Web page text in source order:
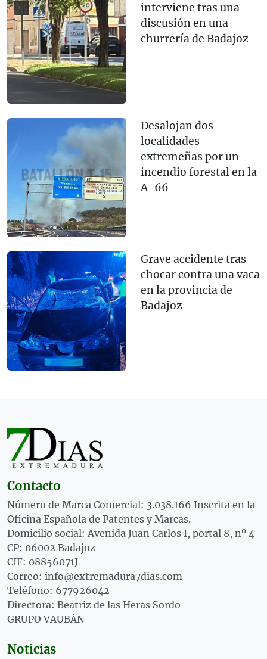
interviene tras una
discusión en una
churrería de Badajoz
Desalojan dos
localidades
extremeñas por un
incendio forestal en la
A-66
Grave accidente tras
chocar contra una vaca
en la provincia de
Badajoz
Contacto
Número de Marca Comercial: 3.038.166 Inscrita en la
Oficina Española de Patentes y Marcas.
Domicilio social: Avenida Juan Carlos I, portal 8, nº 4
CP: 06002 Badajoz
CIF: 08856071J
Correo: info@extremadura7dias.com
Teléfono: 677926042
Directora: Beatriz de las Heras Sordo
GRUPO VAUBÁN
Noticias